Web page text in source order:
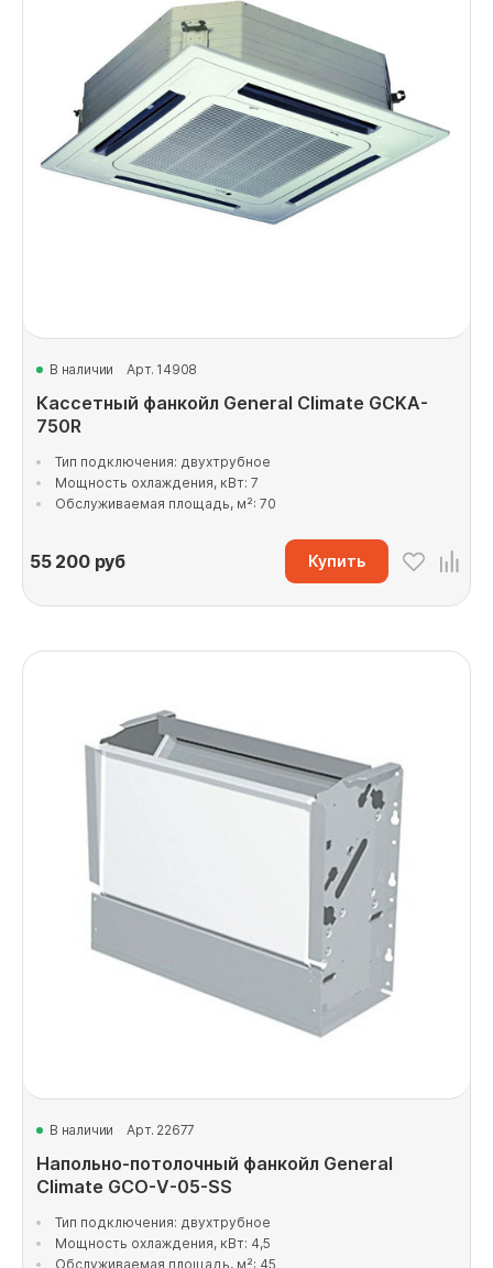
В наличии Арт. 14908
Кассетный фанкойл General Climate GCKA-
750R
Тип подключения: двухтрубное
Мощность охлаждения, кВт: 7
Обслуживаемая площадь, м²: 70
55 200руб Купить
В наличии Арт. 22677
Напольно-потолочный фанкойл General
Climate GCO-V-05-SS
Тип подключения: двухтрубное
Мощность охлаждения, кВт: 4,5
Обслуживаемая площадь, м²: 45